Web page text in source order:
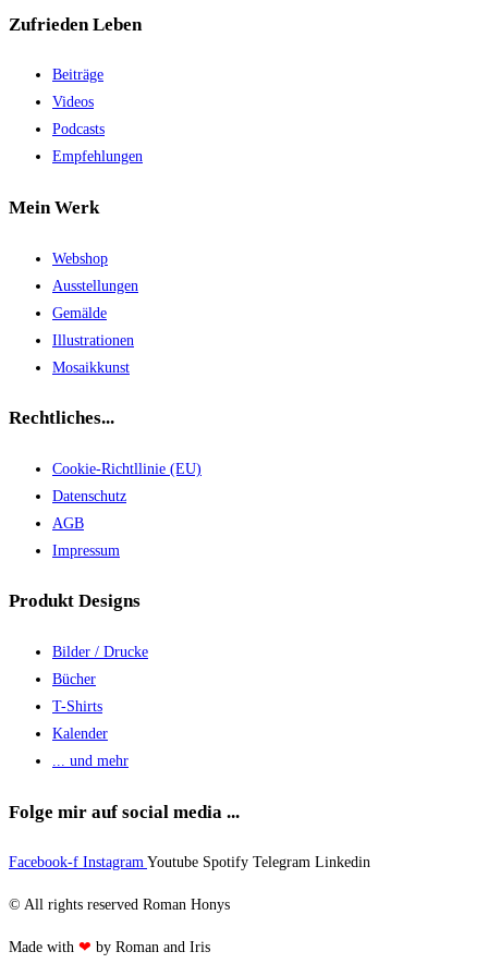
Zufrieden Leben
Beiträge
Videos
Podcasts
Empfehlungen
Mein Werk
Webshop
Ausstellungen
Gemälde
Illustrationen
Mosaikkunst
Rechtliches...
Cookie-Richtllinie (EU)
Datenschutz
AGB
Impressum
Produkt Designs
Bilder / Drucke
Bücher
T-Shirts
Kalender
... und mehr
Folge mir auf social media ...
Facebook-f Instagram Youtube Spotify Telegram Linkedin
© All rights reserved Roman Honys
Made with ❤ by Roman and Iris